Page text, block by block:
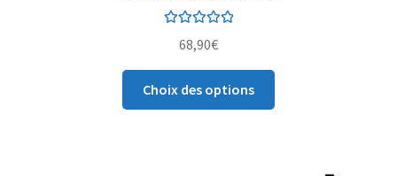
5
68,90€
Choix des options